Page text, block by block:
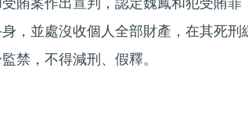
賄案作出宣判，認定魏鳳和犯受賄
，並處沒收個人全部財產，在其死刑
禁，不得減刑、假釋。